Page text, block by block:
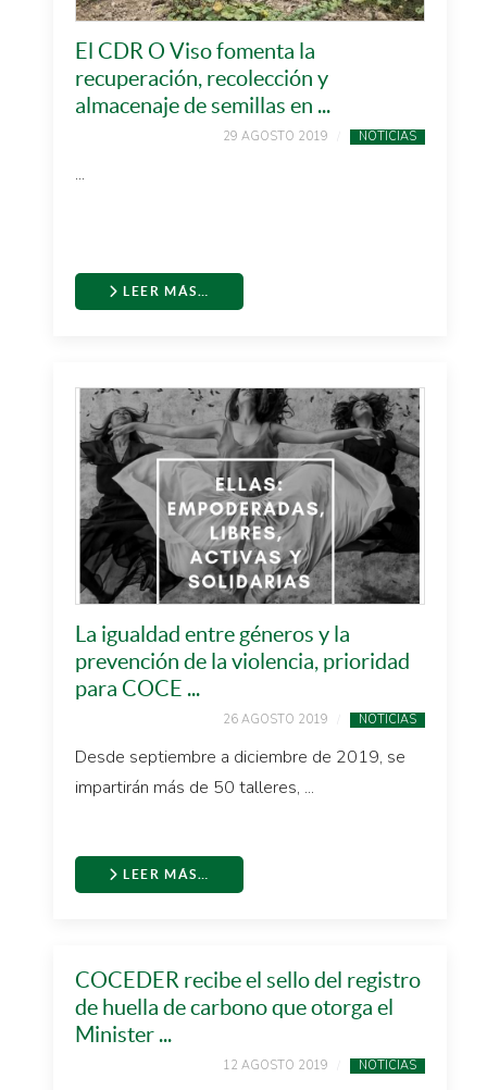
El CDR O Viso fomenta la
recuperación, recolección y
almacenaje de semillas en ...
29 AGOSTO 2019 NOTICIAS
...
LEER MÁS…
La igualdad entre géneros y la
prevención de la violencia, prioridad
para COCE ...
26 AGOSTO 2019 NOTICIAS
Desde septiembre a diciembre de 2019, se
impartirán más de 50 talleres, ...
LEER MÁS…
COCEDER recibe el sello del registro
de huella de carbono que otorga el
Minister ...
12 AGOSTO 2019 NOTICIAS